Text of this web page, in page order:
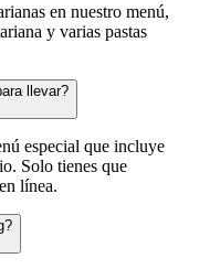
en nuestro menú,
y varias pastas
llevar?
especial que incluye
Solo tienes que
línea.